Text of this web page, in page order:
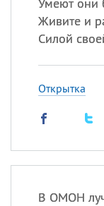
Живите и
Силой
Открытка
В ОМОН